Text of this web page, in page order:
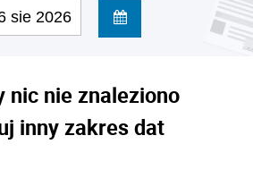
sie 2026
nic nie znaleziono
inny zakres dat